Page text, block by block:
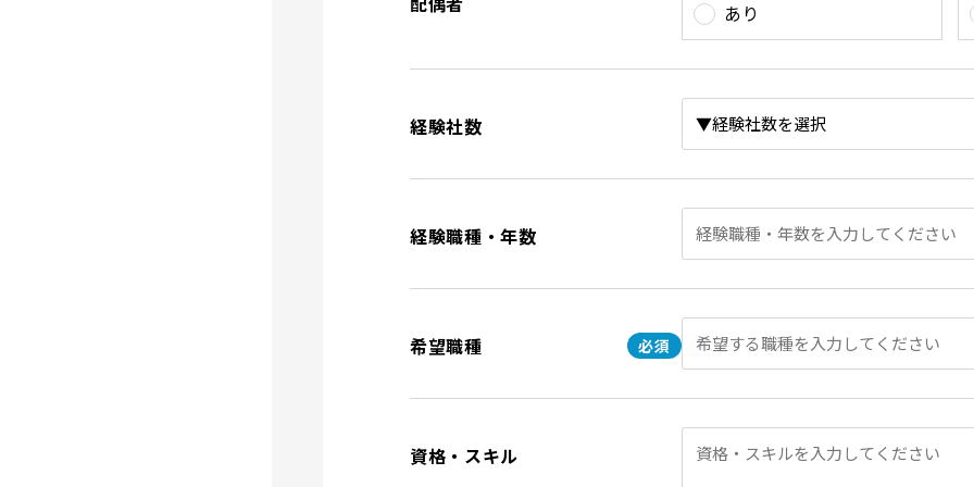
あり
経験社数
経験職種・年数
希望職種
資格・スキル